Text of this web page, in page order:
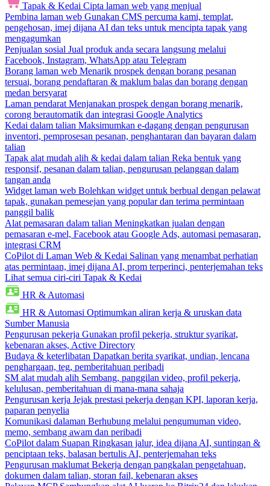
Tapak & Kedai Cipta laman web yang menjual
Pembina laman web Gunakan CMS percuma kami, templat,
pengehosan, imej dijana AI dan teks untuk mencipta tapak yang
mengagumkan
Penjualan sosial Jual produk anda secara langsung melalui
Facebook, Instagram, WhatsApp atau Telegram
Borang laman web Menarik prospek dengan borang pesanan
tersuai, borang pendaftaran & maklum balas dan borang dengan
medan bersyarat
Laman pendarat Menjanakan prospek dengan borang menarik,
corong berautomatik dan integrasi Google Analytics
Kedai dalam talian Maksimumkan e-dagang dengan pengurusan
inventori, pemprosesan pesanan, penghantaran dan bayaran dalam
talian
Tapak alat mudah alih & kedai dalam talian Reka bentuk yang
responsif, pesanan dalam talian, pengurusan pelanggan dalam
tangan anda
Widget laman web Bolehkan widget untuk berbual dengan pelawat
tapak, gunakan pemesejan yang popular dan terima permintaan
panggil balik
Alat pemasaran dalam talian Meningkatkan jualan dengan
pemasaran e-mel, Facebook atau Google Ads, automasi pemasaran,
integrasi CRM
CoPilot di Laman Web & Kedai Salinan yang menambat perhatian
atas permintaan, imej dijana AI, prom terperinci, penterjemahan teks
Lihat semua ciri-ciri Tapak & Kedai
HR & Automasi
HR & Automasi Optimumkan aliran kerja & uruskan data
Sumber Manusia
Pengurusan pekerja Gunakan profil pekerja, struktur syarikat,
kebenaran akses, Active Directory
Budaya & keterlibatan Dapatkan berita syarikat, undian, lencana
penghargaan, teg, pemberitahuan peribadi
SM alat mudah alih Sembang, panggilan video, profil pekerja,
kelulusan, pemberitahuan di mana-mana sahaja
Pengurusan kerja Jejak prestasi pekerja dengan KPI, laporan kerja,
paparan penyelia
Komunikasi dalaman Berhubung melalui pengumuman video,
memo, sembang awam dan peribadi
CoPilot dalam Suapan Ringkasan jalur, idea dijana AI, suntingan &
penciptaan teks, balasan bertulis AI, penterjemahan teks
Pengurusan maklumat Bekerja dengan pangkalan pengetahuan,
dokumen dalam talian, storan fail, kebenaran akses